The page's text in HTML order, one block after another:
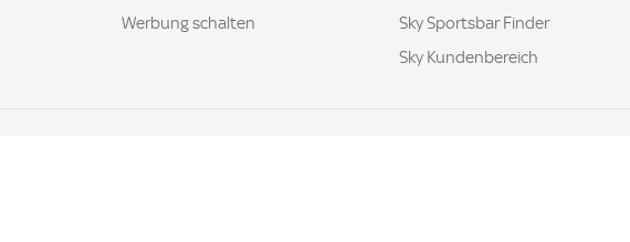
Werbung schalten
Sky Sportsbar Finder
Sky Kundenbereich